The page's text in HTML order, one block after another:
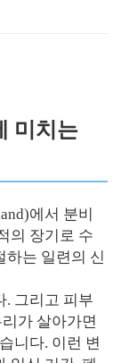
미치는
에서 분비
의 장기로 수
하는 일련의 신
. 그리고 피부
가 살아가면
니다. 이런 변